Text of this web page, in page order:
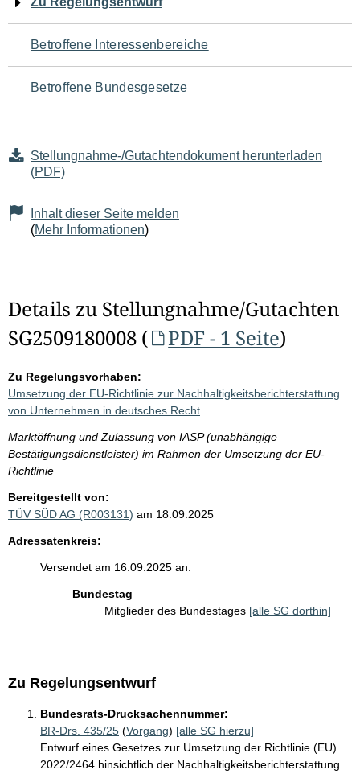
den
Seiteninhalt
Betroffene Interessenbereiche
Betroffene Bundesgesetze
Stellungnahme-/Gutachtendokument herunterladen
(PDF)
Inhalt dieser Seite melden
(Mehr Informationen)
Details zu Stellungnahme/Gutachten
SG2509180008 (
PDF - 1 Seite)
Zu Regelungsvorhaben:
Umsetzung der EU-Richtlinie zur Nachhaltigkeitsberichterstattung
von Unternehmen in deutsches Recht
Marktöffnung und Zulassung von IASP (unabhängige
Bestätigungsdienstleister) im Rahmen der Umsetzung der EU-
Richtlinie
Bereitgestellt von:
TÜV SÜD AG (R003131) am 18.09.2025
Adressatenkreis:
Versendet am 16.09.2025 an:
Bundestag
Mitglieder des Bundestages [alle SG dorthin]
Zu Regelungsentwurf
Bundesrats-Drucksachennummer:
BR-Drs. 435/25 (Vorgang) [alle SG hierzu]
Entwurf eines Gesetzes zur Umsetzung der Richtlinie (EU)
2022/2464 hinsichtlich der Nachhaltigkeitsberichterstattung